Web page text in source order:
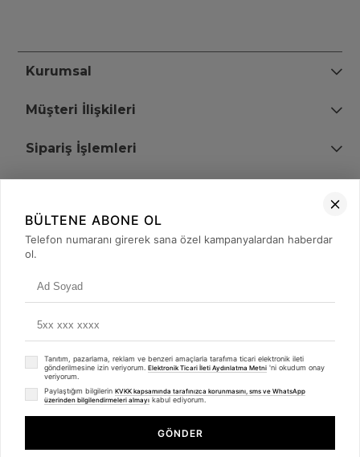
Kurumsal
Müşteri İlişkileri
Sipariş İşlemleri
+90 (850) 473 08 08
© 2008 - 2026merterelektronik.com
- Tüm Hakları Saklıdır. Kredi kartı bilgileriniz 256bit SSL sertifikası ile
Whatsapp
BÜLTENE ABONE OL
Telefon numaranı girerek sana özel kampanyalardan haberdar
ol.
Tanıtım, pazarlama, reklam ve benzeri amaçlarla tarafıma ticari elektronik ileti
gönderilmesine izin veriyorum. Elektronik Ticari İleti Aydınlatma Metni 'ni okudum onay
veriyorum.
Paylaştığım bilgilerin KVKK kapsamında tarafınızca korunmasını, sms ve WhatsApp
üzerinden bilgilendirmeleri almayı kabul ediyorum.
GÖNDER